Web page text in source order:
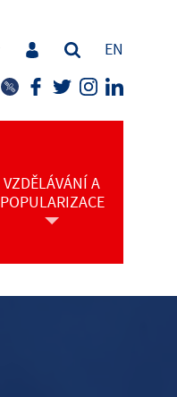
EN
VZDĚLÁVÁNÍ A
POPULARIZACE